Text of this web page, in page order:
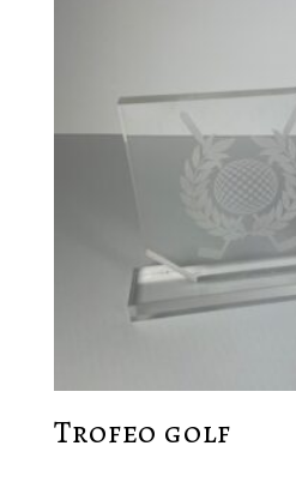
Trofeo golf